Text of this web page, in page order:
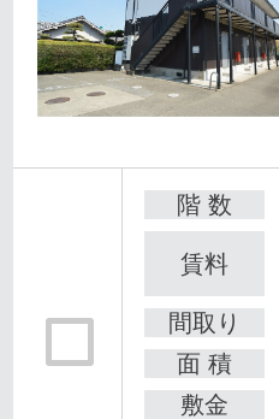
階 数
賃料
間取り
面 積
敷金